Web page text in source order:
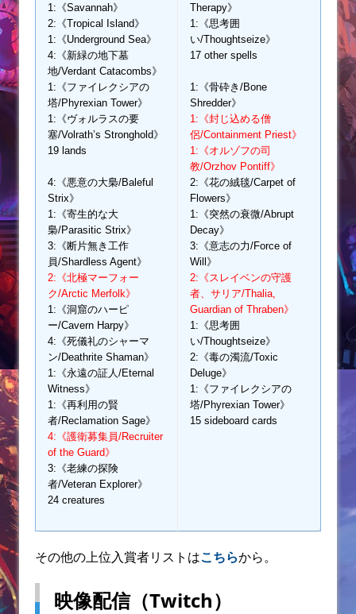
1:《Savannah》
2:《Tropical Island》
1:《Underground Sea》
4:《新緑の地下墓
地/Verdant Catacombs》
1:《ファイレクシアの
塔/Phyrexian Tower》
1:《ヴォルラスの要
塞/Volrath’s Stronghold》
19 lands
4:《悪意の大梟/Baleful
Strix》
1:《寄生的な大
梟/Parasitic Strix》
3:《断片無き工作
員/Shardless Agent》
2:《北極マーフォー
ク/Arctic Merfolk》
1:《洞窟のハーピ
ー/Cavern Harpy》
4:《死儀礼のシャーマ
ン/Deathrite Shaman》
1:《永遠の証人/Eternal
Witness》
1:《再利用の賢
者/Reclamation Sage》
4:《護衛募集員/Recruiter
of the Guard》
3:《老練の探険
者/Veteran Explorer》
24 creatures
Therapy》
1:《思考囲
い/Thoughtseize》
17 other spells
1:《骨砕き/Bone
Shredder》
1:《封じ込める僧
侶/Containment Priest》
1:《オルゾフの司
教/Orzhov Pontiff》
2:《花の絨毯/Carpet of
Flowers》
1:《突然の衰微/Abrupt
Decay》
3:《意志の力/Force of
Will》
2:《スレイベンの守護
者、サリア/Thalia,
Guardian of Thraben》
1:《思考囲
い/Thoughtseize》
2:《毒の濁流/Toxic
Deluge》
1:《ファイレクシアの
塔/Phyrexian Tower》
15 sideboard cards
その他の上位入賞者リストはこちらから。
映像配信（Twitch）